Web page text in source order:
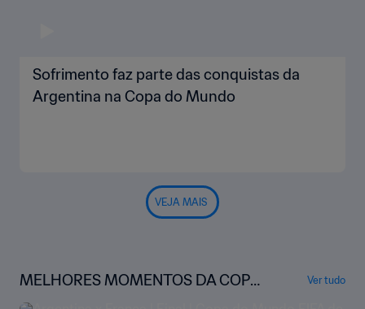
Sofrimento faz parte das conquistas da
Argentina na Copa do Mundo
VEJA MAIS
MELHORES MOMENTOS DA COPA
DO MUNDO
Ver tudo